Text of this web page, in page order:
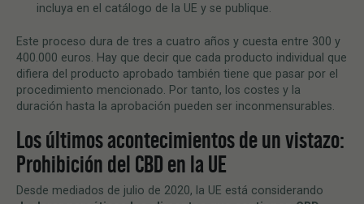
incluya en el catálogo de la UE y se publique.
Este proceso dura de tres a cuatro años y cuesta entre 300 y
400.000 euros. Hay que decir que cada producto individual que
difiera del producto aprobado también tiene que pasar por el
procedimiento mencionado. Por tanto, los costes y la
duración hasta la aprobación pueden ser inconmensurables.
Los últimos acontecimientos de un vistazo:
Prohibición del CBD en la UE
Desde mediados de julio de 2020, la UE está considerando